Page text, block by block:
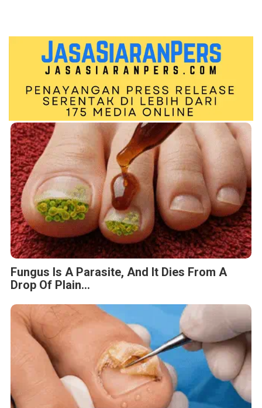
Fungus Is A Parasite, And It Dies From A
Drop Of Plain...